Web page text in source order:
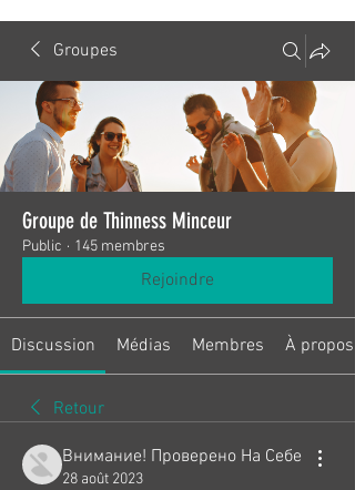
Groupes
Groupe de Thinness Minceur
Public · 145 membres
Rejoindre
Discussion Médias Membres À propos
Retour
Внимание! Проверено На Себе
28 août 2023